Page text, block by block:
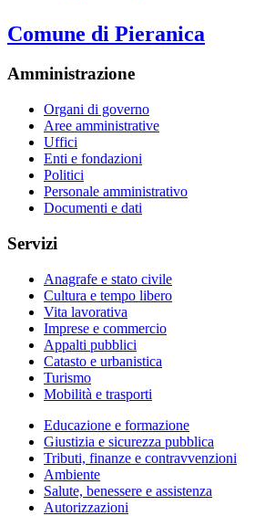
Comune di Pieranica
Amministrazione
Organi di governo
Aree amministrative
Uffici
Enti e fondazioni
Politici
Personale amministrativo
Documenti e dati
Servizi
Anagrafe e stato civile
Cultura e tempo libero
Vita lavorativa
Imprese e commercio
Appalti pubblici
Catasto e urbanistica
Turismo
Mobilità e trasporti
Educazione e formazione
Giustizia e sicurezza pubblica
Tributi, finanze e contravvenzioni
Ambiente
Salute, benessere e assistenza
Autorizzazioni